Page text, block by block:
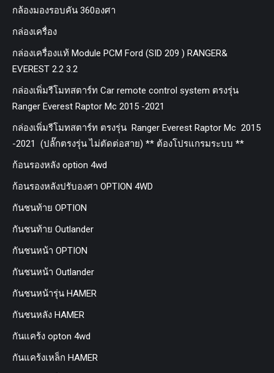
กล้องมองรอบคัน 360องศา
กล่องเครื่อง
กล่องเครื่องแท้ Module PCM Ford (SID 209 ) RANGER&
EVEREST 2.2 3.2
กล่องเพิ่มรีโมทสตาร์ท Car remote control system ตรงรุ่น
Ranger Everest Raptor Mc 2015 -2021
กล่องเพิ่มรีโมทสตาร์ท ตรงรุ่น Ranger Everest Raptor Mc 2015
-2021 (ปลั๊กตรงรุ่น ไม่ตัดต่อสาย) ** ต้องโปรแกรมระบบ **
ก้อนรองหลัง option 4wd
ก้อนรองหลังปรับองศา OPTION 4WD
กันชนท้าย OPTION
กันชนท้าย Outlander
กันชนหน้า OPTION
กันชนหน้า Outlander
กันชนหน้ารุ่น HAMER
กันชนหลัง HAMER
กันแคร้ง opton 4wd
กันแคร้งเหล็ก HAMER